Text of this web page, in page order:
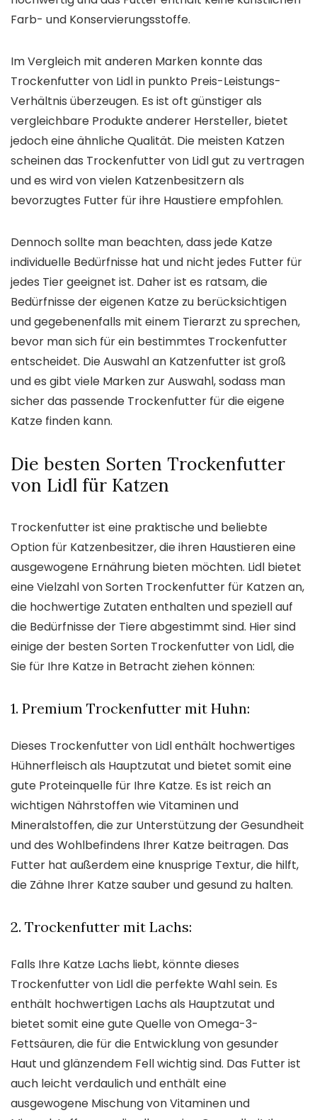
Farb- und Konservierungsstoffe.
Im Vergleich mit anderen Marken konnte das
Trockenfutter von Lidl in punkto Preis-Leistungs-
Verhältnis überzeugen. Es ist oft günstiger als
vergleichbare Produkte anderer Hersteller, bietet
jedoch eine ähnliche Qualität. Die meisten Katzen
scheinen das Trockenfutter von Lidl gut zu vertragen
und es wird von vielen Katzenbesitzern als
bevorzugtes Futter für ihre Haustiere empfohlen.
Dennoch sollte man beachten, dass jede Katze
individuelle Bedürfnisse hat und nicht jedes Futter für
jedes Tier geeignet ist. Daher ist es ratsam, die
Bedürfnisse der eigenen Katze zu berücksichtigen
und gegebenenfalls mit einem Tierarzt zu sprechen,
bevor man sich für ein bestimmtes Trockenfutter
entscheidet. Die Auswahl an Katzenfutter ist groß
und es gibt viele Marken zur Auswahl, sodass man
sicher das passende Trockenfutter für die eigene
Katze finden kann.
Die besten Sorten Trockenfutter
von Lidl für Katzen
Trockenfutter ist eine praktische und beliebte
Option für Katzenbesitzer, die ihren Haustieren eine
ausgewogene Ernährung bieten möchten. Lidl bietet
eine Vielzahl von Sorten Trockenfutter für Katzen an,
die hochwertige Zutaten enthalten und speziell auf
die Bedürfnisse der Tiere abgestimmt sind. Hier sind
einige der besten Sorten Trockenfutter von Lidl, die
Sie für Ihre Katze in Betracht ziehen können:
1. Premium Trockenfutter mit Huhn:
Dieses Trockenfutter von Lidl enthält hochwertiges
Hühnerfleisch als Hauptzutat und bietet somit eine
gute Proteinquelle für Ihre Katze. Es ist reich an
wichtigen Nährstoffen wie Vitaminen und
Mineralstoffen, die zur Unterstützung der Gesundheit
und des Wohlbefindens Ihrer Katze beitragen. Das
Futter hat außerdem eine knusprige Textur, die hilft,
die Zähne Ihrer Katze sauber und gesund zu halten.
2. Trockenfutter mit Lachs:
Falls Ihre Katze Lachs liebt, könnte dieses
Trockenfutter von Lidl die perfekte Wahl sein. Es
enthält hochwertigen Lachs als Hauptzutat und
bietet somit eine gute Quelle von Omega-3-
Fettsäuren, die für die Entwicklung von gesunder
Haut und glänzendem Fell wichtig sind. Das Futter ist
auch leicht verdaulich und enthält eine
ausgewogene Mischung von Vitaminen und